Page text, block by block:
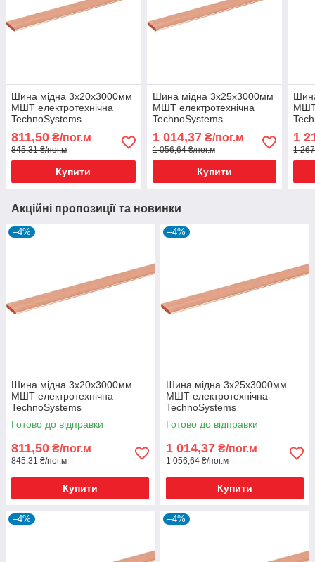
Шина мідна 3х20х3000мм
МШТ електротехнічна
TechnoSystems
811,50 ₴/пог.м
845,31 ₴/пог.м
Купити
Шина мідна 3х25х3000мм
МШТ електротехнічна
TechnoSystems
1 014,37₴/пог.м
1 056,64 ₴/пог.м
Купити
МШТ
1
1
Акційні пропозиції та новинки
–4%
Шина мідна 3х20х3000мм
МШТ електротехнічна
TechnoSystems
Готово до відправки
811,50 ₴/пог.м
845,31 ₴/пог.м
Купити
–4%
Шина мідна 3х25х3000мм
МШТ електротехнічна
TechnoSystems
Готово до відправки
1 014,37 ₴/пог.м
1 056,64 ₴/пог.м
Купити
–4% –4%